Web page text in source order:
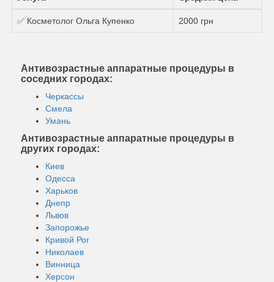
✅ Косметолог Ольга Купенко 2000 грн
Антивозрастные аппаратные процедуры в
соседних городах:
Черкассы
Смела
Умань
Антивозрастные аппаратные процедуры в
других городах:
Киев
Одесса
Харьков
Днепр
Львов
Запорожье
Кривой Рог
Николаев
Винница
Херсон